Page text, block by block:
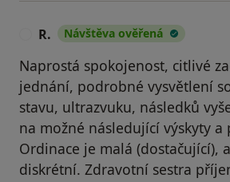
R. Návštěva ověřená
Naprostá spokojenost, citlivé
jednání, podrobné vysvětlení
stavu, ultrazvuku, následků
na možné následující výskyty a
Ordinace je malá (dostačující),
diskrétní. Zdravotní sestra